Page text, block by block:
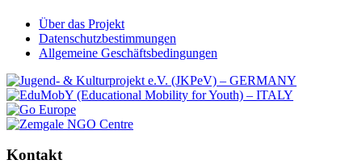
Über das Projekt
Datenschutzbestimmungen
Allgemeine Geschäftsbedingungen
Kontakt